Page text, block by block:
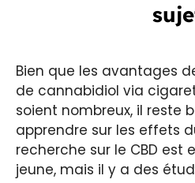
Bien que les avantages
de cannabidiol via
soient nombreux, il reste
apprendre sur les effets
recherche sur le CBD est
jeune, mais il y a des